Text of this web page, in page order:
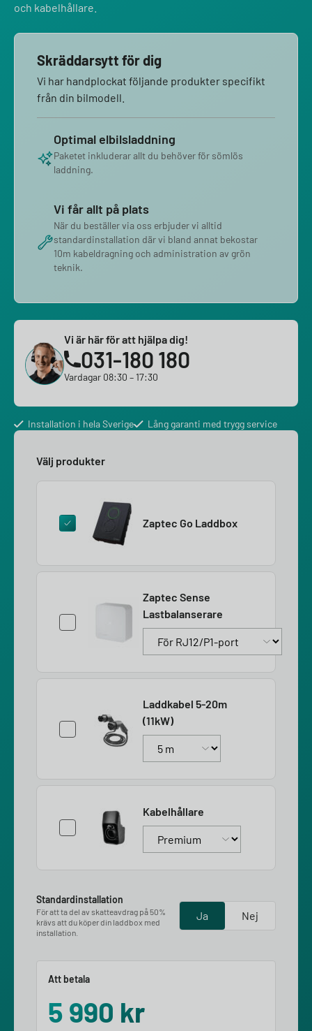
och kabelhållare.
Skräddarsytt för dig
Vi har handplockat följande produkter specifikt
från din bilmodell.
Optimal elbilsladdning
Paketet inkluderar allt du behöver för sömlös
laddning.
Vi får allt på plats
När du beställer via oss erbjuder vi alltid
standardinstallation där vi bland annat bekostar
10m kabeldragning och administration av grön
teknik.
Vi är här för att hjälpa dig!
031-180 180
Vardagar 08:30 – 17:30
Installation i hela Sverige Lång garanti med trygg service
Välj produkter
Zaptec Go Laddbox
Zaptec Sense
Lastbalanserare
Laddkabel 5-20m
(11kW)
Kabelhållare
Standardinstallation
För att ta del av skatteavdrag på 50%
krävs att du köper din laddbox med
installation.
Ja Nej
Att betala
5 990 kr